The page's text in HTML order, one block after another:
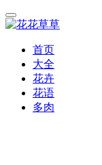
首页
大全
花卉
花语
多肉